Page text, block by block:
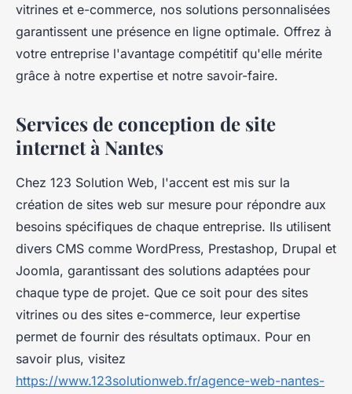
vitrines et e-commerce, nos solutions personnalisées
garantissent une présence en ligne optimale. Offrez à
votre entreprise l'avantage compétitif qu'elle mérite
grâce à notre expertise et notre savoir-faire.
Services de conception de site
internet à Nantes
Chez 123 Solution Web, l'accent est mis sur la
création de sites web sur mesure pour répondre aux
besoins spécifiques de chaque entreprise. Ils utilisent
divers CMS comme WordPress, Prestashop, Drupal et
Joomla, garantissant des solutions adaptées pour
chaque type de projet. Que ce soit pour des sites
vitrines ou des sites e-commerce, leur expertise
permet de fournir des résultats optimaux. Pour en
savoir plus, visitez
https://www.123solutionweb.fr/agence-web-nantes-